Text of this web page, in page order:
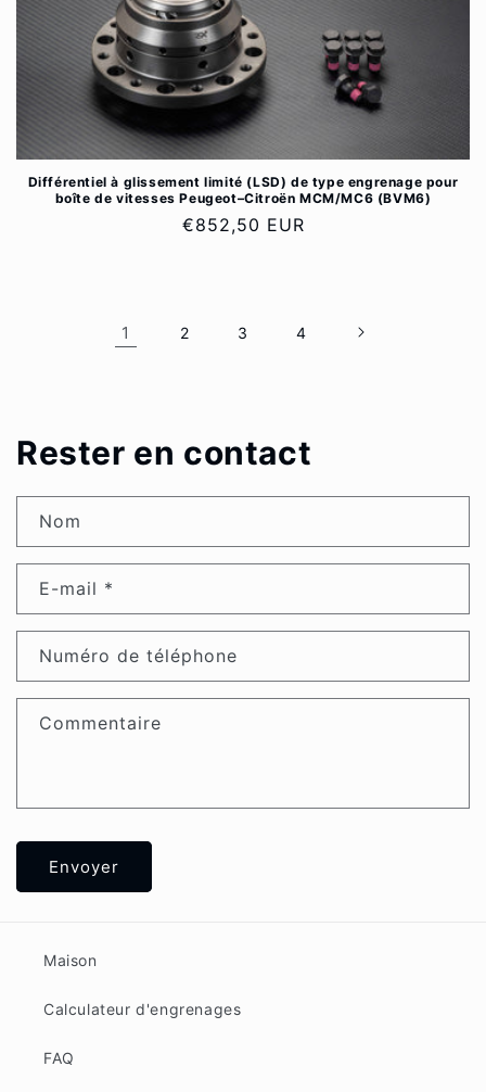
Différentiel à glissement limité (LSD) de type engrenage pour
boîte de vitesses Peugeot–Citroën MCM/MC6 (BVM6)
Prix
€852,50 EUR
1 2 3 4
Rester en contact
Nom
E-mail *
Numéro de téléphone
Commentaire
Envoyer
Maison
Calculateur d'engrenages
FAQ